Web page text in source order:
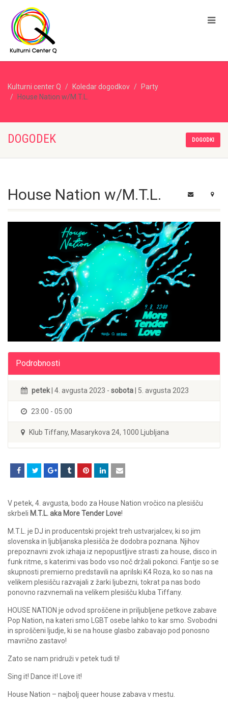
Kulturni center Q Koledar dogodkov
Party
House Nation w/M.T.L.
DOGODEK DOGODKI
House Nation w/M.T.L.
Podrobnosti
petek | 4. avgusta 2023 - sobota | 5. avgusta 2023
23:00 - 05:00
Klub Tiffany, Masarykova 24, 1000 Ljubljana
V petek, 4. avgusta, bodo za House Nation vročico na plesišču
skrbeli M.T.L. aka More Tender Love!
M.T.L. je DJ in producentski projekt treh ustvarjalcev, ki so jim
slovenska in ljubljanska plesišča že dodobra poznana. Njihov
prepoznavni zvok izhaja iz nepopustljive strasti za house, disco in
funk ritme, s katerimi vas bodo vso noč držali pokonci. Fantje so se
skupnosti premierno predstavili na aprilski K4 Roza, ko so nas na
velikem plesišču razvajali z žarki ljubezni, tokrat pa nas bodo
ponovno razvnemali na velikem plesišču kluba Tiffany.
HOUSE NATION je odvod sproščene in priljubljene petkove zabave
Pop Nation, na kateri smo LGBT osebe lahko to kar smo. Svobodni
in sproščeni ljudje, ki se na house glasbo zabavajo pod ponosno
mavrično zastavo!
Zato se nam pridruži v petek tudi ti!
Sing it! Dance it! Love it!
House Nation – najbolj queer house zabava v mestu.